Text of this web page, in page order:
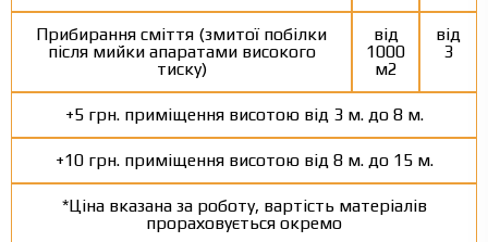
Прибирання сміття (змитої побілки
після мийки апаратами високого
тиску)
від
1000
м2
від
3
+5 грн. приміщення висотою від 3 м. до 8 м.
+10 грн. приміщення висотою від 8 м. до 15 м.
*Ціна вказана за роботу, вартість матеріалів
прораховується окремо